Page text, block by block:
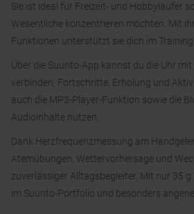
Sie ist ideal für Freizeit- und Hobbyläufer
Wesentliche konzentrieren möchten. Mit
Funktionen unterstützt sie dich im
Über die Suunto-App kannst du die Uhr
verbinden, Fortschritte, Erholung und
auch die MP3-Player-Funktion sowie die
Audioinhalte nutzen.
Dank Herzfrequenzmessung am
Atemübungen, Wettervorhersage und
zuverlässiger Alltagsbegleiter. Mit nur 35 g
im Suunto-Portfolio und besonders